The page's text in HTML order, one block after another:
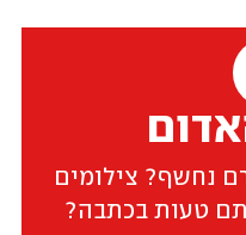
נחשף? צילומים
טעות בכתבה?